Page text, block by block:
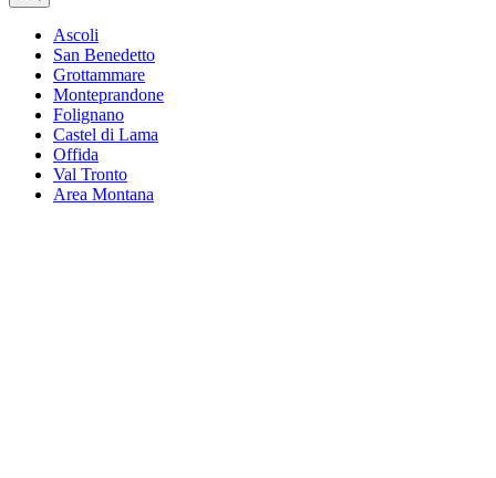
Ascoli
San Benedetto
Grottammare
Monteprandone
Folignano
Castel di Lama
Offida
Val Tronto
Area Montana